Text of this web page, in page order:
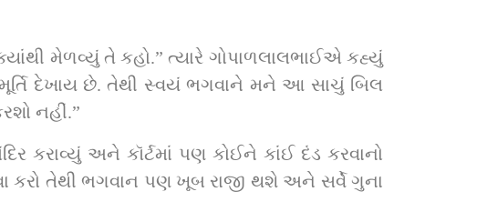
મેળવ્યું તે કહો.” ત્યારે ગોપાળલાલભાઈએ કહ્યું
નહીં.”
કરાવ્યું અને કૉર્ટમાં પણ કોઈને કાંઈ દંડ કરવાનો
કરો તેથી ભગવાન પણ ખૂબ રાજી થશે અને સર્વે ગુના